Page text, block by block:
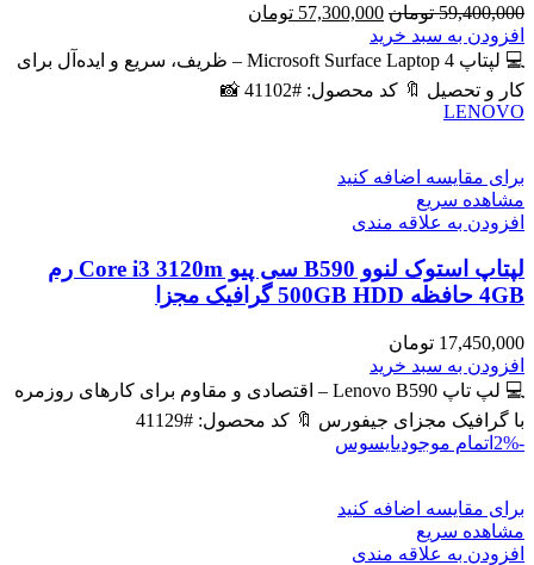
59,400,000 تومان قیمت
اصلی
59,400,000 تومان
57,300,000 تومان
57,300,000 تومان
است.
افزودن به سبد خرید
💻 لپتاپ Microsoft Surface Laptop 4 – ظریف، سریع و ایده‌آل برای
کار و تحصیل 🔖 کد محصول: #41102 📸
LENOVO
برای مقایسه اضافه کنید
مشاهده سریع
افزودن به علاقه مندی
لپتاپ استوک لنوو B590 سی پیو Core i3 3120m رم
4GB حافظه 500GB HDD گرافیک مجزا
17,450,000 تومان
افزودن به سبد خرید
💻 لپ تاپ Lenovo B590 – اقتصادی و مقاوم برای کارهای روزمره
با گرافیک مجزای جیفورس 🔖 کد محصول: #41129
-2%
اتمام موجودیایسوس
برای مقایسه اضافه کنید
مشاهده سریع
افزودن به علاقه مندی